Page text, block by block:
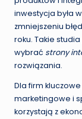
inwestycja była
zmniejszeniu
roku. Takie
wybrać strony
rozwiązania.
Dla firm
marketingowe i
korzystają z